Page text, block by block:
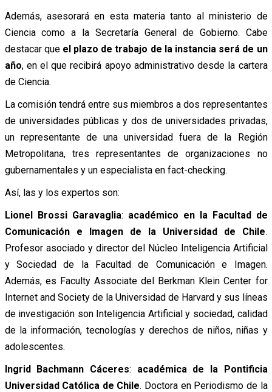
Además, asesorará en esta materia tanto al ministerio de
Ciencia como a la Secretaría General de Gobierno. Cabe
destacar queel plazo de trabajo de la instancia será de un
año, en el que recibirá apoyo administrativo desde la cartera
de Ciencia.
La comisión tendrá entre sus miembros a dos representantes
de universidades públicas y dos de universidades privadas,
un representante de una universidad fuera de la Región
Metropolitana, tres representantes de organizaciones no
gubernamentales y un especialista en fact-checking.
Así, las y los expertos son:
Lionel Brossi Garavaglia: académico en la Facultad de
Comunicación e Imagen de la Universidad de Chile.
Profesor asociado y director del Núcleo Inteligencia Artificial
y Sociedad de la Facultad de Comunicación e Imagen.
Además, es Faculty Associate del Berkman Klein Center for
Internet and Society de la Universidad de Harvard y sus líneas
de investigación son Inteligencia Artificial y sociedad, calidad
de la información, tecnologías y derechos de niños, niñas y
adolescentes.
Ingrid Bachmann Cáceres: académica de la Pontificia
Universidad Católica de Chile. Doctora en Periodismo de la